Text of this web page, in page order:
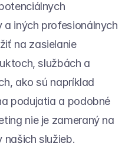
iných profesionálnych
na zasielanie
službách a
ako sú napríklad
podujatia a podobné
nie je zameraný na
služieb.